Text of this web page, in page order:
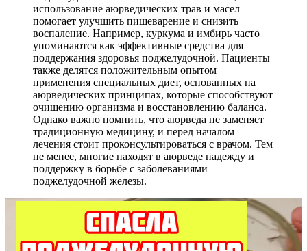
использование аюрведических трав и масел
помогает улучшить пищеварение и снизить
воспаление. Например, куркума и имбирь часто
упоминаются как эффективные средства для
поддержания здоровья поджелудочной. Пациенты
также делятся положительным опытом
применения специальных диет, основанных на
аюрведических принципах, которые способствуют
очищению организма и восстановлению баланса.
Однако важно помнить, что аюрведа не заменяет
традиционную медицину, и перед началом
лечения стоит проконсультироваться с врачом. Тем
не менее, многие находят в аюрведе надежду и
поддержку в борьбе с заболеваниями
поджелудочной железы.